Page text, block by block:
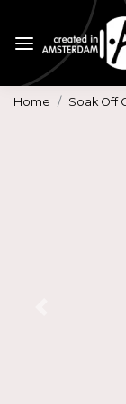
Home Soak Off